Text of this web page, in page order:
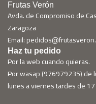
Frutas Verón
Avda. de Compromiso de
Zaragoza
Email:
Haz tu pedido
Por la web cuando quieras.
Por wasap (976979235) de
lunes a viernes tardes de